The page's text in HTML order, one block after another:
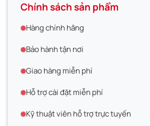
Chính sách sản phẩm
Hàng chính hãng
Bảo hành tận nơi
Giao hàng miễn phí
Hỗ trợ cài đặt miễn phí
Kỹ thuật viên hỗ trợ trực tuyến